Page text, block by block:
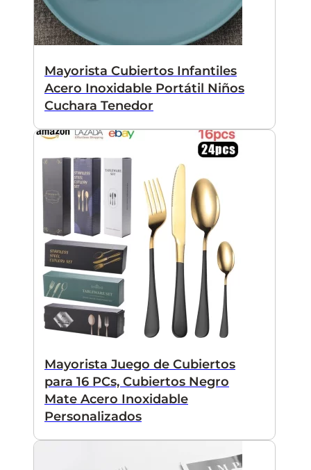
Mayorista Cubiertos Infantiles
Acero Inoxidable Portátil Niños
Cuchara Tenedor
Mayorista Juego de Cubiertos
para 16 PCs, Cubiertos Negro
Mate Acero Inoxidable
Personalizados